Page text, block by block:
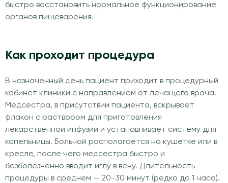
быстро восстановить нормальное функционирование
органов пищеварения.
Как проходит процедура
В назначенный день пациент приходит в процедурный
кабинет клиники с направлением от лечащего врача.
Медсестра, в присутствии пациента, вскрывает
флакон с раствором для приготовления
лекарственной инфузии и устанавливает систему для
капельницы. Больной располагается на кушетке или в
кресле, после чего медсестра быстро и
безболезненно вводит иглу в вену. Длительность
процедуры в среднем — 20-30 минут (редко до 1 часа).